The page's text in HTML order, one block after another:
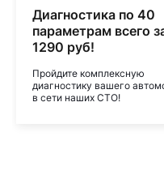
Диагностика по 40
параметрам всего
1290 руб!
Пройдите комплексную
диагностику вашего
в сети наших СТО!